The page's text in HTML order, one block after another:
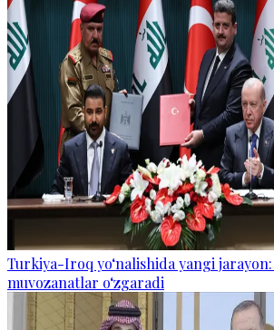
Turkiya-Iroq yo‘nalishida yangi
muvozanatlar o‘zgaradi